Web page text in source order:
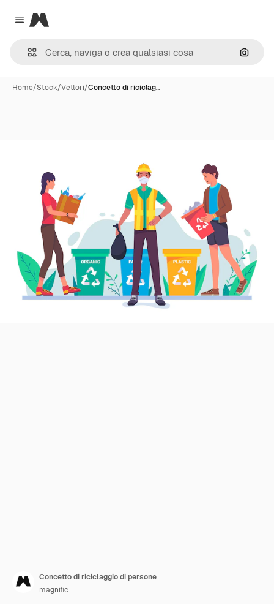
Close menu
Magnific
Cerca
Home/Stock/Vettori/Concetto di riciclag…
Concetto di riciclaggio di persone
magnific